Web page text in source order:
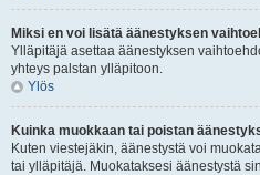
Miksi en voi lisätä äänestyksen
Ylläpitäjä asettaa äänestyksen
yhteys palstan ylläpitoon.
Ylös
Kuinka muokkaan tai poistan
Kuten viestejäkin, äänestystä voi
tai ylläpitäjä. Muokataksesi äänestystä